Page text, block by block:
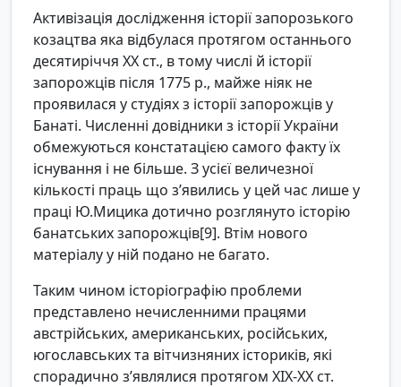
Активізація дослідження історії запорозького
козацтва яка відбулася протягом останнього
десятиріччя ХХ ст., в тому числі й історії
запорожців після 1775 р., майже ніяк не
проявилася у студіях з історії запорожців у
Банаті. Численні довідники з історії України
обмежуються констатацією самого факту їх
існування і не більше. З усієї величезної
кількості праць що з’явились у цей час лише у
праці Ю.Мицика дотично розглянуто історію
банатських запорожців[9]. Втім нового
матеріалу у ній подано не багато.
Таким чином історіографію проблеми
представлено нечисленними працями
австрійських, американських, російських,
югославських та вітчизняних істориків, які
спорадично з’являлися протягом ХІХ-ХХ ст.